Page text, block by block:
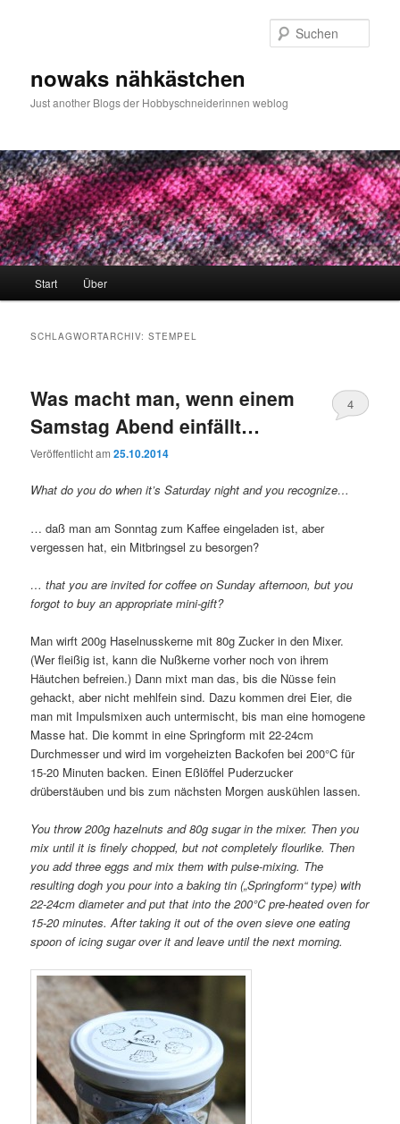
nowaks nähkästchen
Just another Blogs der Hobbyschneiderinnen weblog
Start Über
SCHLAGWORTARCHIV:STEMPEL
Was macht man, wenn einem
Samstag Abend einfällt…
Veröffentlicht am25.10.2014
4
What do you do when it’s Saturday night and you recognize…
… daß man am Sonntag zum Kaffee eingeladen ist, aber
vergessen hat, ein Mitbringsel zu besorgen?
… that you are invited for coffee on Sunday afternoon, but you
forgot to buy an appropriate mini-gift?
Man wirft 200g Haselnusskerne mit 80g Zucker in den Mixer.
(Wer fleißig ist, kann die Nußkerne vorher noch von ihrem
Häutchen befreien.) Dann mixt man das, bis die Nüsse fein
gehackt, aber nicht mehlfein sind. Dazu kommen drei Eier, die
man mit Impulsmixen auch untermischt, bis man eine homogene
Masse hat. Die kommt in eine Springform mit 22-24cm
Durchmesser und wird im vorgeheizten Backofen bei 200°C für
15-20 Minuten backen. Einen Eßlöffel Puderzucker
drüberstäuben und bis zum nächsten Morgen auskühlen lassen.
You throw 200g hazelnuts and 80g sugar in the mixer. Then you
mix until it is finely chopped, but not completely flourlike. Then
you add three eggs and mix them with pulse-mixing. The
resulting dogh you pour into a baking tin („Springform“ type) with
22-24cm diameter and put that into the 200°C pre-heated oven for
15-20 minutes. After taking it out of the oven sieve one eating
spoon of icing sugar over it and leave until the next morning.